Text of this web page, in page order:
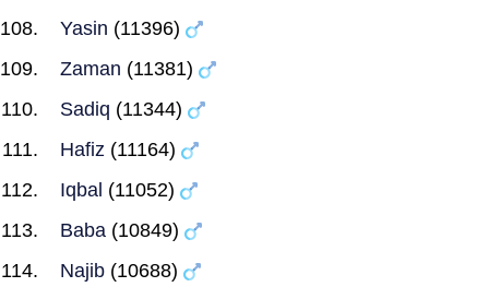
Yasin (11396)
Zaman (11381)
Sadiq (11344)
Hafiz (11164)
Iqbal (11052)
Baba (10849)
Najib (10688)